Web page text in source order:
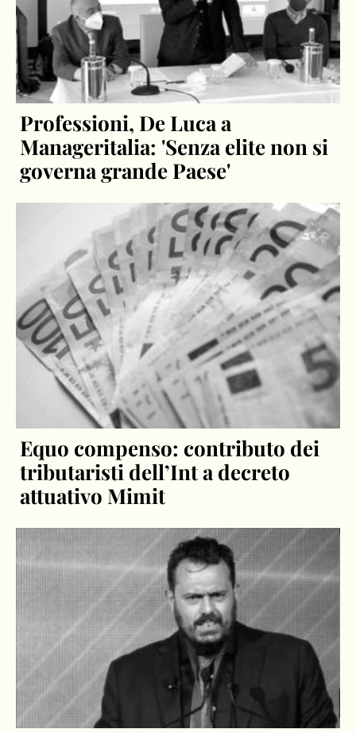
Professioni, De Luca a
Manageritalia: 'Senza elite non si
governa grande Paese'
Equo compenso: contributo dei
tributaristi dell’Int a decreto
attuativo Mimit